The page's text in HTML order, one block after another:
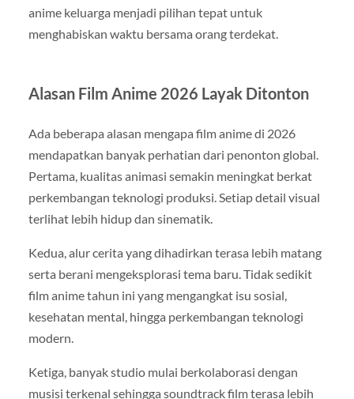
anime keluarga menjadi pilihan tepat untuk
menghabiskan waktu bersama orang terdekat.
Alasan Film Anime 2026 Layak Ditonton
Ada beberapa alasan mengapa film anime di 2026
mendapatkan banyak perhatian dari penonton global.
Pertama, kualitas animasi semakin meningkat berkat
perkembangan teknologi produksi. Setiap detail visual
terlihat lebih hidup dan sinematik.
Kedua, alur cerita yang dihadirkan terasa lebih matang
serta berani mengeksplorasi tema baru. Tidak sedikit
film anime tahun ini yang mengangkat isu sosial,
kesehatan mental, hingga perkembangan teknologi
modern.
Ketiga, banyak studio mulai berkolaborasi dengan
musisi terkenal sehingga soundtrack film terasa lebih